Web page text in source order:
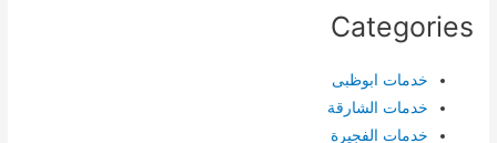
Categories
خدمات ابوظبى
خدمات الشارقة
خدمات الفجيرة